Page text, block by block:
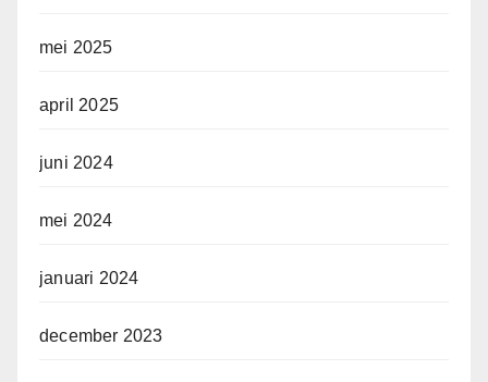
mei 2025
april 2025
juni 2024
mei 2024
januari 2024
december 2023